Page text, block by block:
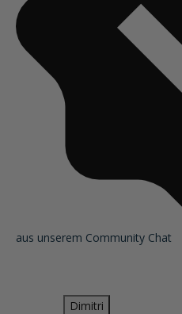
aus unserem Community Chat
Dimitri